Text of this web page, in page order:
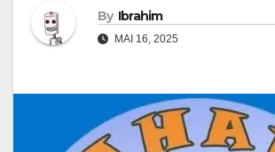
By Ibrahim
MAI 16, 2025